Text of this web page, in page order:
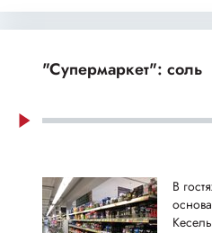
"Супермаркет": соль
В